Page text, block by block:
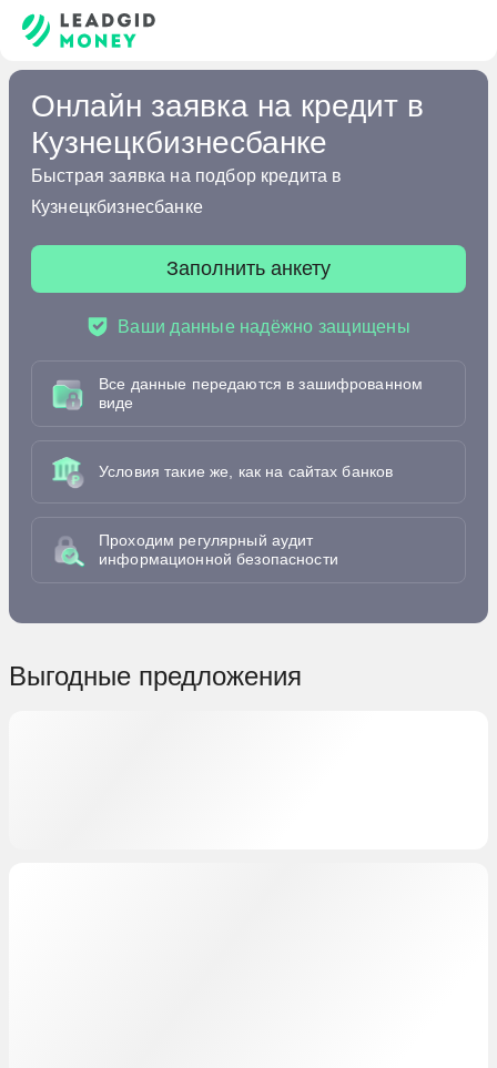
Онлайн заявка на кредит в
Кузнецкбизнесбанке
Быстрая заявка на подбор кредита в
Кузнецкбизнесбанке
Заполнить анкету
Ваши данные надёжно защищены
Все данные передаются в зашифрованном
виде
Условия такие же, как на сайтах банков
Проходим регулярный аудит
информационной безопасности
Выгодные предложения